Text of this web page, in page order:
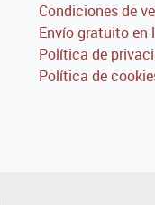
Condiciones de
Envío gratuito en
Política de
Política de